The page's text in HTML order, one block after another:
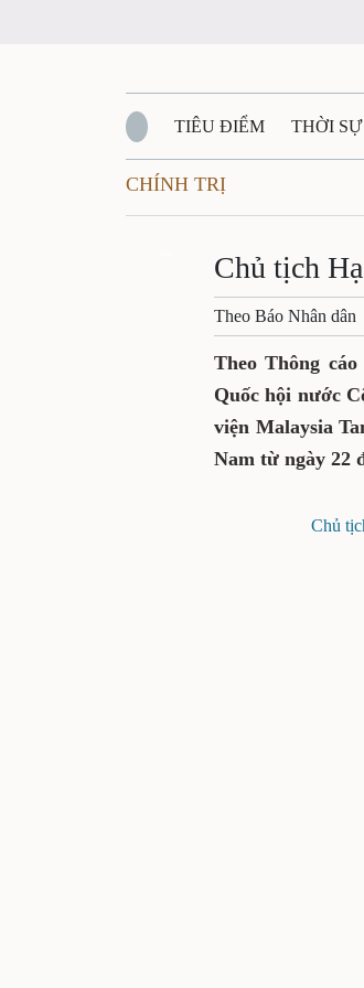
TIÊU ĐIỂM THỜI
QUỐC PHÒNG - AN NINH
QUÊ HƯƠNG - ĐẤT NƯỚC
VĂN BẢN, CHÍNH SÁCH
CHÍNH TRỊ
Chủ tịch
Theo Báo Nhân dân
Theo Thông
Quốc hội nước
viện Malaysia
Nam từ ngày 22
Chủ